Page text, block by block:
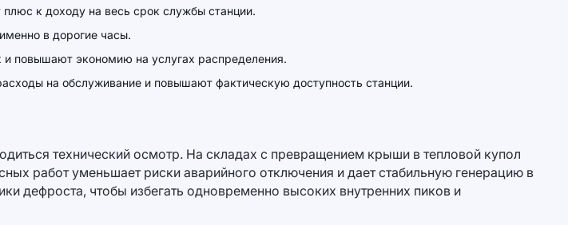
плюс к доходу на весь срок службы станции.
в дорогие часы.
повышают экономию на услугах распределения.
на обслуживание и повышают фактическую доступность станции.
технический осмотр. На складах с превращением крыши в тепловой купол
работ уменьшает риски аварийного отключения и дает стабильную генерацию в
дефроста, чтобы избегать одновременно высоких внутренних пиков и